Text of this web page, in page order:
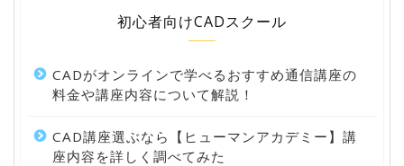
初心者向けCADスクール
CADがオンラインで学べるおすすめ通信講座の
料金や講座内容について解説！
CAD講座選ぶなら【ヒューマンアカデミー】講
座内容を詳しく調べてみた